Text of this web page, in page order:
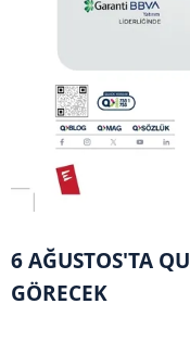
6 AĞUSTOS'TA
GÖRECEK